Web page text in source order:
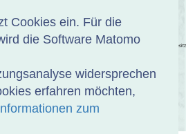
Cookies ein. Für die
die Software Matomo
widersprechen
erfahren möchten,
zum
SUCHE